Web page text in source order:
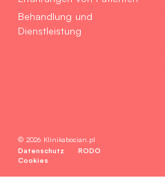
Behandlung und
Dienstleistung
© 2026 Klinikabocian.pl
Datenschutz
RODO
Cookies